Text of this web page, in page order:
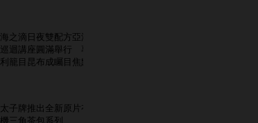
海之滴日夜雙配方亞洲
巡迴講座圓滿舉行 專
利籠目昆布成矚目焦點
太子牌推出全新原片有
機三角茶包系列